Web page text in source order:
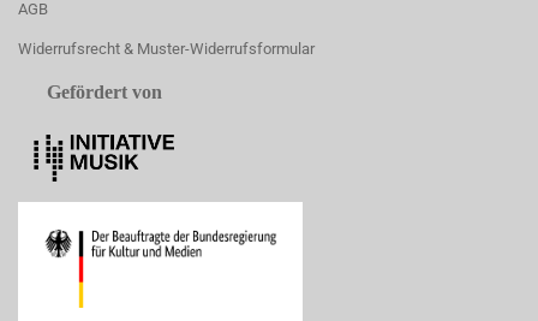
AGB
Widerrufsrecht & Muster-Widerrufsformular
Gefördert von